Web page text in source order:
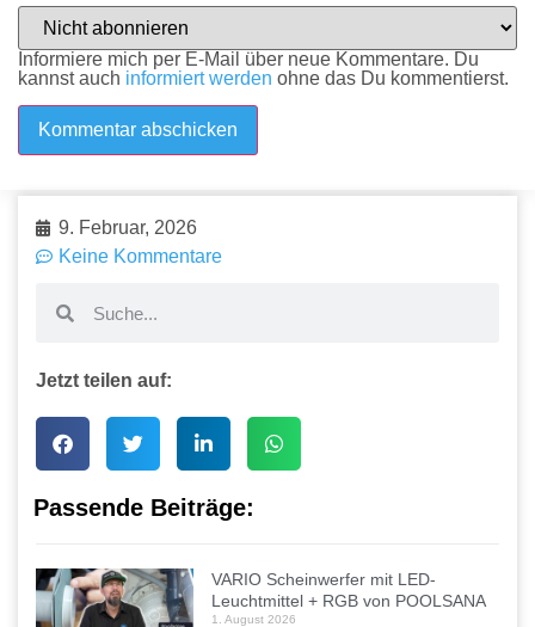
Informiere mich per E-Mail über neue Kommentare. Du
kannst auch informiert werden ohne das Du kommentierst.
9. Februar, 2026
Keine Kommentare
Jetzt teilen auf:
Passende Beiträge:
VARIO Scheinwerfer mit LED-
Leuchtmittel + RGB von POOLSANA
1. August 2026